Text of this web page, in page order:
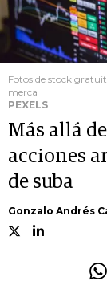
Fotos de stock
merca
PEXELS
Más allá
acciones
de suba
Gonzalo Andrés